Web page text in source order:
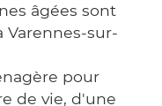
âgées sont
Varennes-sur-
pour
de vie, d'une